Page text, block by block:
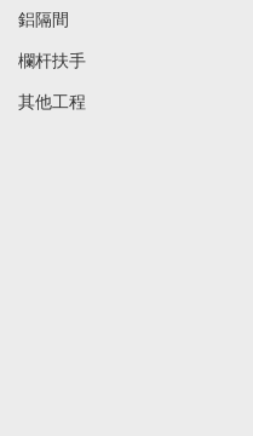
鋁隔間
欄杆扶手
其他工程